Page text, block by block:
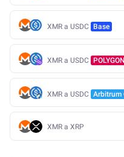
XMR a USDC Base
XMR a USDC POLYGON
XMR a USDC Arbitrum
XMR a XRP